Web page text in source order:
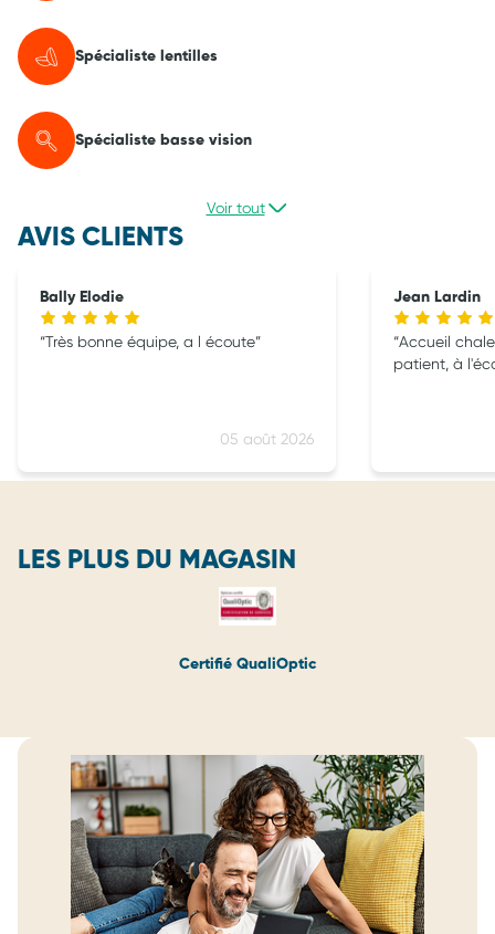
Spécialiste lentilles
Spécialiste basse vision
Voir tout
AVIS CLIENTS
Bally Elodie
05 août 2026
Très bonne équipe, a l écoute
Jean Lardin
Accueil
patient, à
LES PLUS DU MAGASIN
Certifié QualiOptic